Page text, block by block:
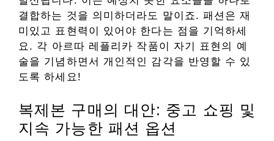
결합하는 것을 의미하더라도 말이죠. 패션은 재
미있고 표현력이 있어야 한다는 점을 기억하세
요. 각 아르따 레플리카 작품이 자기 표현의 예
술을 기념하면서 개인적인 감각을 반영할 수 있
도록 하세요!
복제본 구매의 대안: 중고 쇼핑 및
지속 가능한 패션 옵션